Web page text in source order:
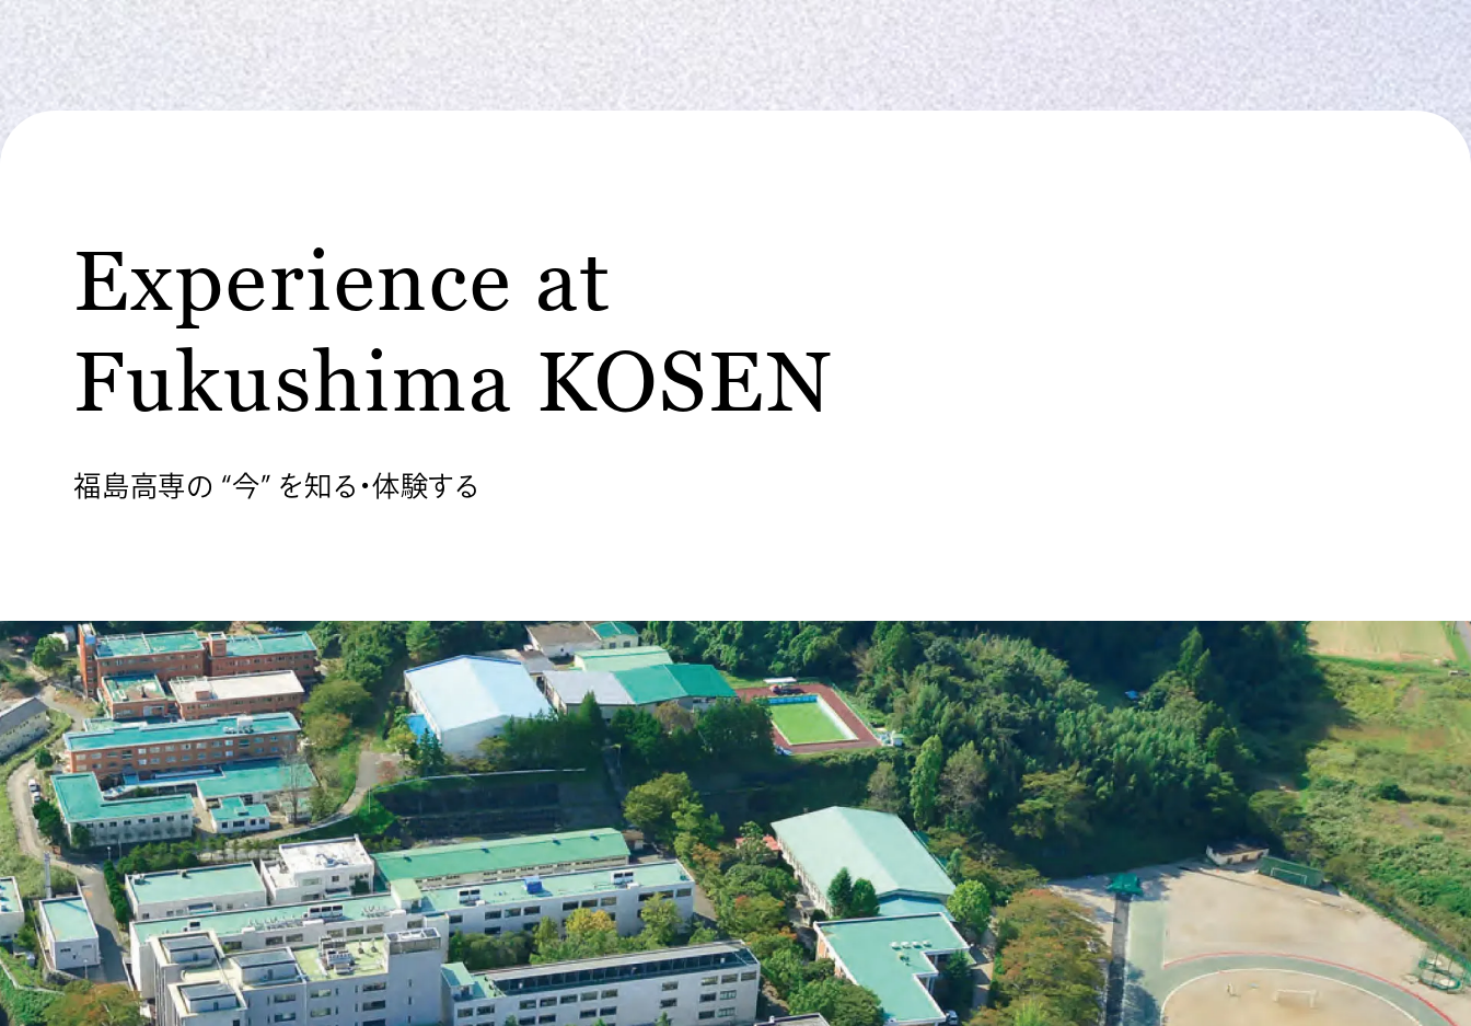
Experience at
Fukushima KOSEN
福島高専の “今” を知る・体験する